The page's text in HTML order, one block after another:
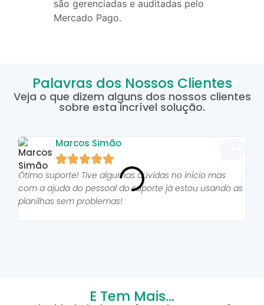
são gerenciadas e auditadas pelo
Mercado Pago.
Palavras dos Nossos Clientes
Veja o que dizem alguns dos nossos clientes
sobre esta incrível solução.
Marcos Simão

Ótimo suporte! Tive algumas dúvidas no inicio mas
com a ajuda do pessoal do suporte já estou usando as
planilhas sem problemas!
E Tem Mais...